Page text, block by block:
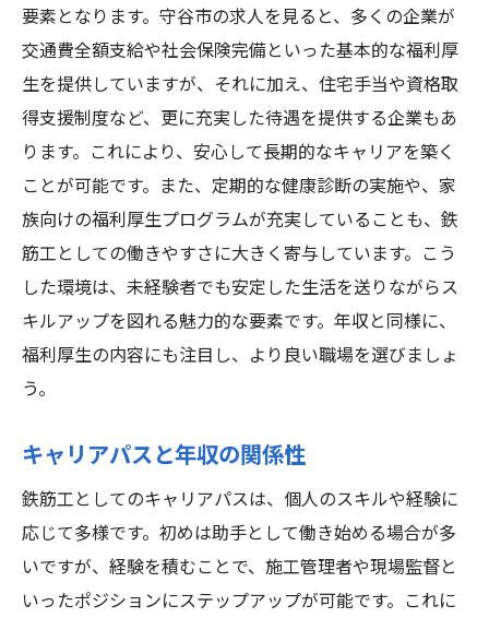
要素となります。守谷市の求人を見ると、多くの企業が
交通費全額支給や社会保険完備といった基本的な福利厚
生を提供していますが、それに加え、住宅手当や資格取
得支援制度など、更に充実した待遇を提供する企業もあ
ります。これにより、安心して長期的なキャリアを築く
ことが可能です。また、定期的な健康診断の実施や、家
族向けの福利厚生プログラムが充実していることも、鉄
筋工としての働きやすさに大きく寄与しています。こう
した環境は、未経験者でも安定した生活を送りながらス
キルアップを図れる魅力的な要素です。年収と同様に、
福利厚生の内容にも注目し、より良い職場を選びましょ
う。
キャリアパスと年収の関係性
鉄筋工としてのキャリアパスは、個人のスキルや経験に
応じて多様です。初めは助手として働き始める場合が多
いですが、経験を積むことで、施工管理者や現場監督と
いったポジションにステップアップが可能です。これに